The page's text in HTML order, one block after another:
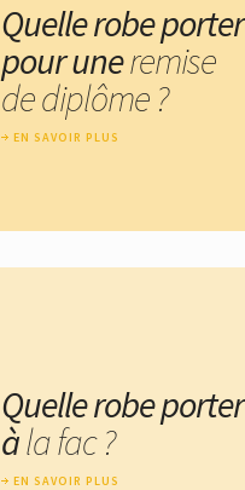
Quelle robe porter
pour uneremise
de diplôme ?
EN SAVOIR PLUS
Quelle robe porter
àla fac ?
EN SAVOIR PLUS